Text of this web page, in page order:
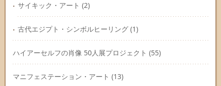
サイキック・アート (2)
古代エジプト・シンボルヒーリング (1)
ハイアーセルフの肖像 50人展プロジェクト (55)
マニフェステーション・アート (13)